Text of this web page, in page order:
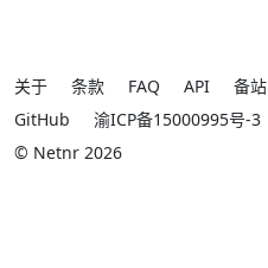
关于 条款 FAQ API 备站
GitHub
渝ICP备15000995号-3
© Netnr 2026